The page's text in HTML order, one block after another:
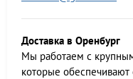
Доставка в Оренбург
Мы работаем c
которые обеспечивают